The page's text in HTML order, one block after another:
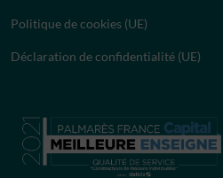
Politique de cookies (UE)
Déclaration de confidentialité (UE)